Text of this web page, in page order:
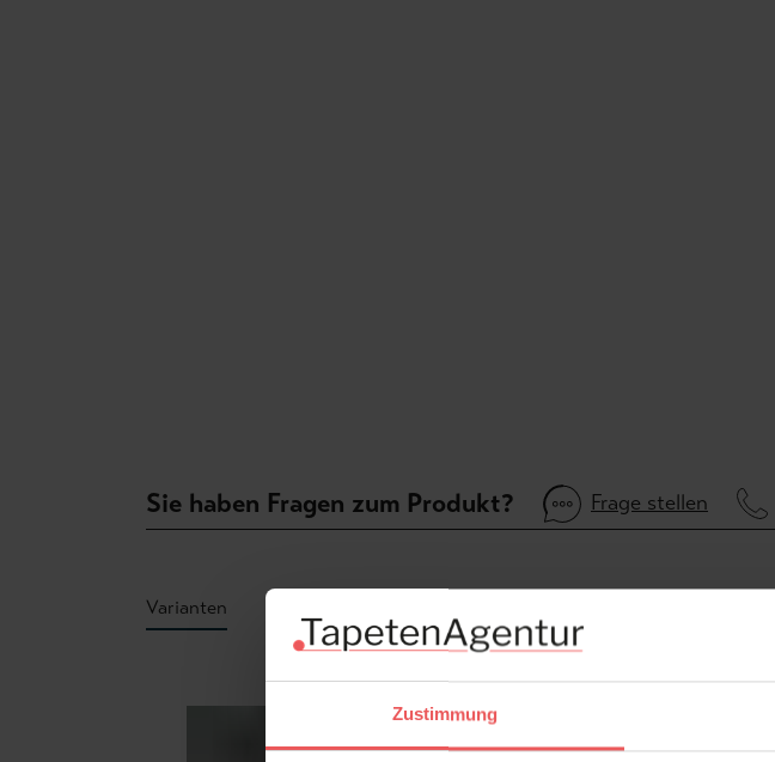
Zustimmung
Sie haben Fragen zum Produkt? Frage stellen
Varianten
Produktgalerie überspringen